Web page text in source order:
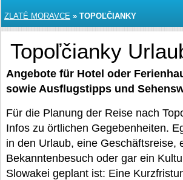
ZLATÉ MORAVCE » TOPOĽČIANKY
Topoľčianky
Angebote für Hotel oder
sowie Ausflugstipps und
Für die Planung der Reise nach
Infos zu örtlichen Gegebenheiten.
in den Urlaub, eine Geschäftsreise,
Bekanntenbesuch oder gar ein
Slowakei geplant ist: Eine